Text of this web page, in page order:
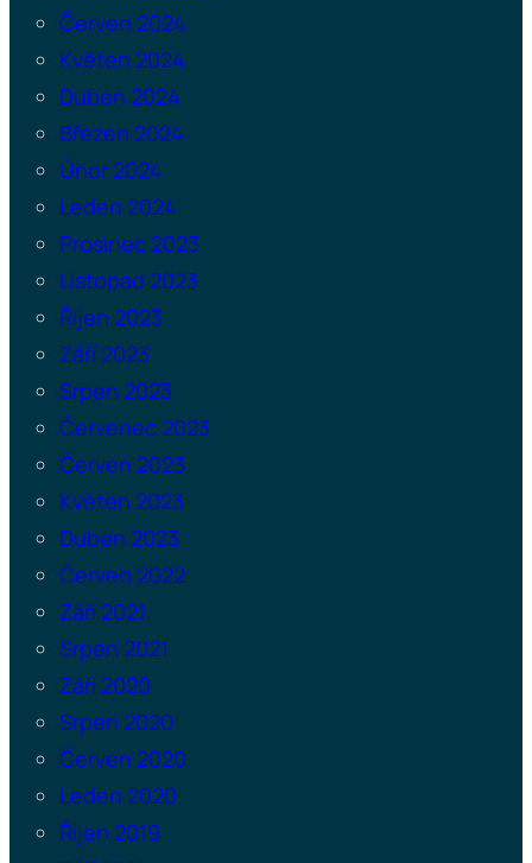
Červen 2024
Květen 2024
Duben 2024
Březen 2024
Únor 2024
Leden 2024
Prosinec 2023
Listopad 2023
Říjen 2023
Září 2023
Srpen 2023
Červenec 2023
Červen 2023
Květen 2023
Duben 2023
Červen 2022
Září 2021
Srpen 2021
Září 2020
Srpen 2020
Červen 2020
Leden 2020
Říjen 2019